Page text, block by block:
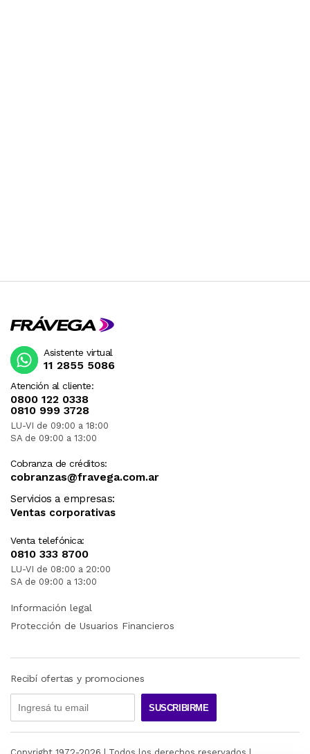
Atención al cliente:
0800 122 0338
0810 999 3728
LU-VI de 09:00 a 18:00
SA de 09:00 a 13:00
Cobranza de créditos:
cobranzas@fravega.com.ar
Servicios a empresas:
Ventas corporativas
Venta telefónica:
0810 333 8700
LU-VI de 08:00 a 20:00
SA de 09:00 a 13:00
Asistente virtual
11 2855 5086
Información legal
Protección de Usuarios Financieros
Recibí ofertas y promociones
SUSCRIBIRME